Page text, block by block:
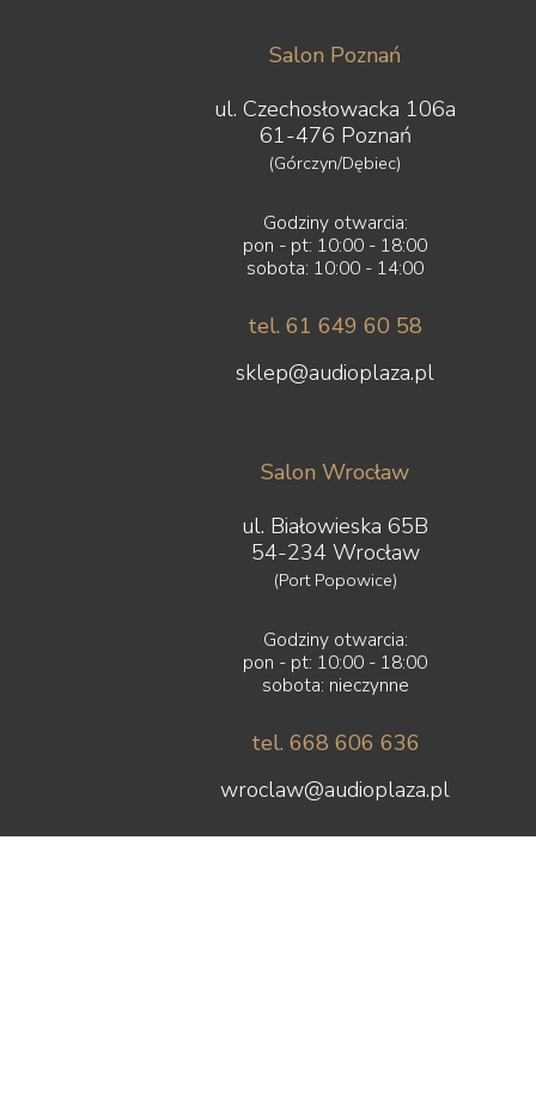
Salon Poznań
ul. Czechosłowacka 106a
61-476 Poznań
(Górczyn/Dębiec)
Godziny otwarcia:
pon - pt: 10:00 - 18:00
sobota: 10:00 - 14:00
tel. 61 649 60 58
sklep@audioplaza.pl
Salon Wrocław
ul. Białowieska 65B
54-234 Wrocław
(Port Popowice)
Godziny otwarcia:
pon - pt: 10:00 - 18:00
sobota: nieczynne
tel. 668 606 636
wroclaw@audioplaza.pl